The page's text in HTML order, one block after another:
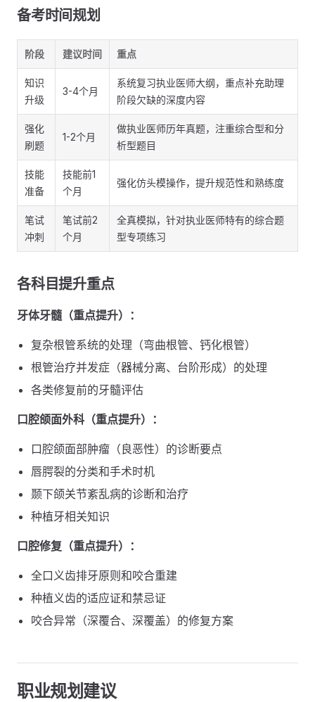
备考时间规划
阶段 建议时间 重点
知识
升级
3-4个月
系统复习执业医师大纲，重点补充助理
阶段欠缺的深度内容
强化
刷题
1-2个月
做执业医师历年真题，注重综合型和分
析型题目
技能
准备
技能前1
个月
强化仿头模操作，提升规范性和熟练度
笔试
冲刺
笔试前2
个月
全真模拟，针对执业医师特有的综合题
型专项练习
各科目提升重点
牙体牙髓（重点提升）：
复杂根管系统的处理（弯曲根管、钙化根管）
根管治疗并发症（器械分离、台阶形成）的处理
各类修复前的牙髓评估
口腔颌面外科（重点提升）：
口腔颌面部肿瘤（良恶性）的诊断要点
唇腭裂的分类和手术时机
颞下颌关节紊乱病的诊断和治疗
种植牙相关知识
口腔修复（重点提升）：
全口义齿排牙原则和咬合重建
种植义齿的适应证和禁忌证
咬合异常（深覆合、深覆盖）的修复方案
职业规划建议